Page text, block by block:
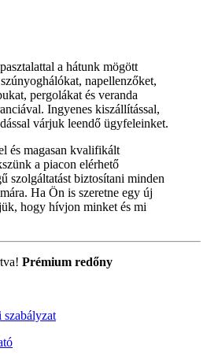
a hátunk mögött
napellenzőket,
pergolákat és veranda
Ingyenes kiszállítással,
várjuk leendő ügyfeleinket.
és magasan kvalifikált
a piacon elérhető
szolgáltatást biztosítani minden
Ha Ön is szeretne egy új
hogy hívjon minket és mi
Prémium redőny